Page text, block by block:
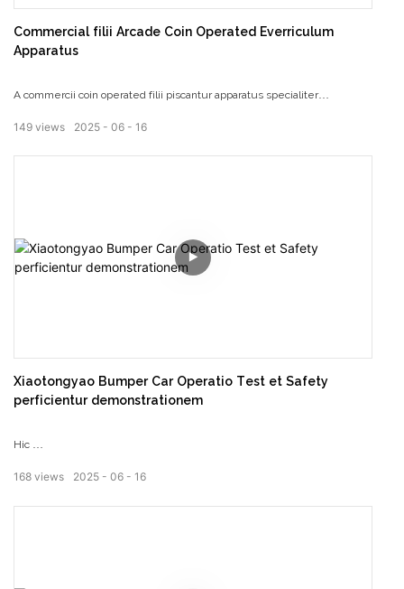
Commercial filii Arcade Coin Operated Everriculum
Apparatus
A commercii coin operated filii piscantur apparatus specialiter
2025 06 16
149 views
Xiaotongyao Bumper Car Operatio Test et Safety
perficientur demonstrationem
Hic
2025 06 16
168 views